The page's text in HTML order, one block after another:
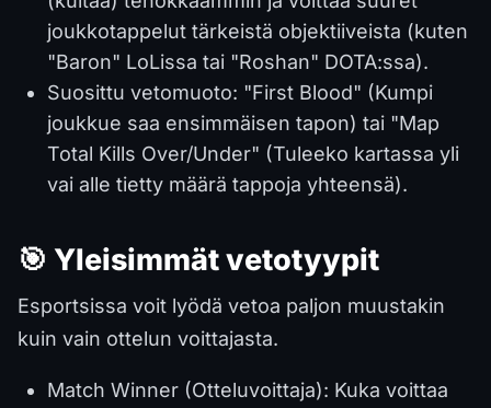
joukkotappelut tärkeistä objektiiveista (kuten
"Baron" LoLissa tai "Roshan" DOTA:ssa).
Suosittu vetomuoto: "First Blood" (Kumpi
joukkue saa ensimmäisen tapon) tai "Map
Total Kills Over/Under" (Tuleeko kartassa yli
vai alle tietty määrä tappoja yhteensä).
🎯 Yleisimmät vetotyypit
Esportsissa voit lyödä vetoa paljon muustakin
kuin vain ottelun voittajasta.
Match Winner (Otteluvoittaja): Kuka voittaa